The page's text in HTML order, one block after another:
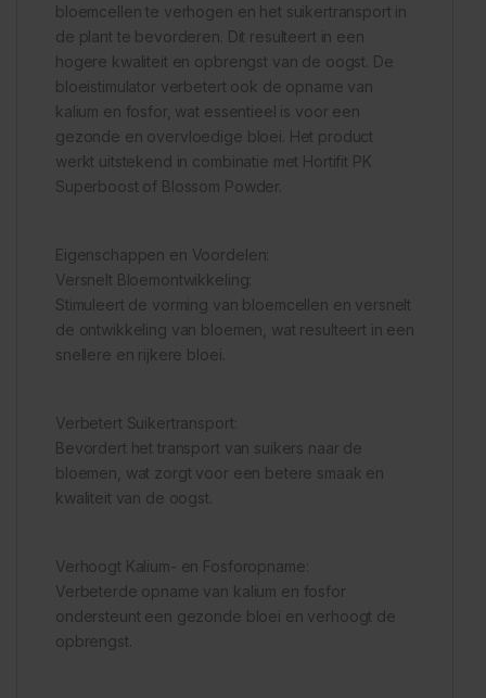
bloemcellen te verhogen en het suikertransport in
de plant te bevorderen. Dit resulteert in een
hogere kwaliteit en opbrengst van de oogst. De
bloeistimulator verbetert ook de opname van
kalium en fosfor, wat essentieel is voor een
gezonde en overvloedige bloei. Het product
werkt uitstekend in combinatie met Hortifit PK
Superboost of Blossom Powder.
Eigenschappen en Voordelen:
Versnelt Bloemontwikkeling:
Stimuleert de vorming van bloemcellen en versnelt
de ontwikkeling van bloemen, wat resulteert in een
snellere en rijkere bloei.
Verbetert Suikertransport:
Bevordert het transport van suikers naar de
bloemen, wat zorgt voor een betere smaak en
kwaliteit van de oogst.
Verhoogt Kalium- en Fosforopname:
Verbeterde opname van kalium en fosfor
ondersteunt een gezonde bloei en verhoogt de
opbrengst.